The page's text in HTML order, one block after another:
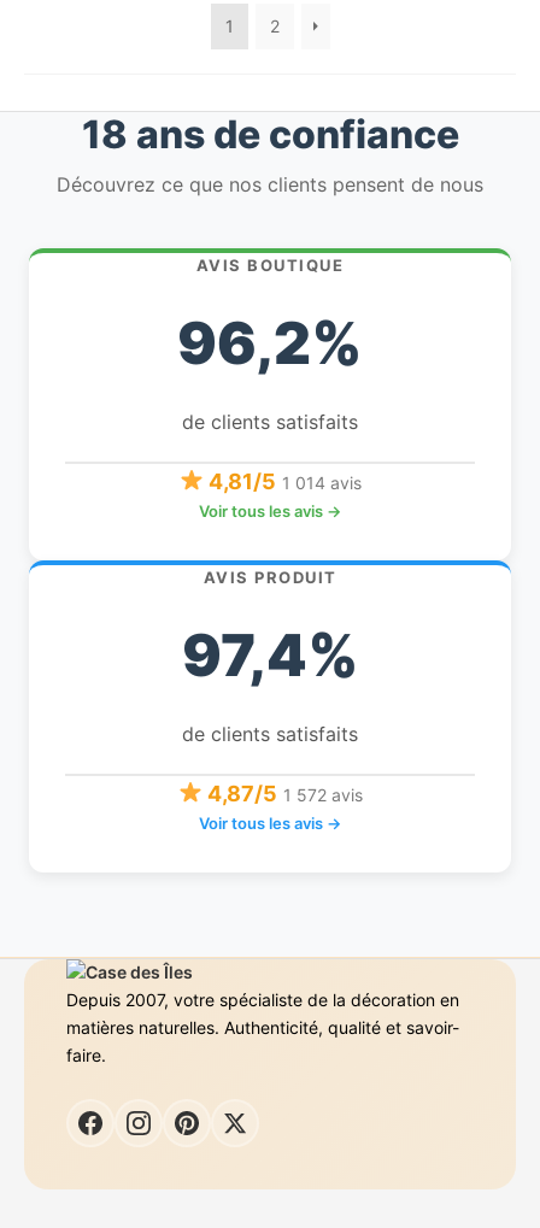
1 2
18 ans de confiance
Découvrez ce que nos clients pensent de nous
AVIS BOUTIQUE
96,2%
de clients satisfaits
4,81/5 1 014 avis
Voir tous les avis →
AVIS PRODUIT
97,4%
de clients satisfaits
4,87/5 1 572 avis
Voir tous les avis →
Depuis 2007, votre spécialiste de la décoration en
matières naturelles. Authenticité, qualité et savoir-
faire.